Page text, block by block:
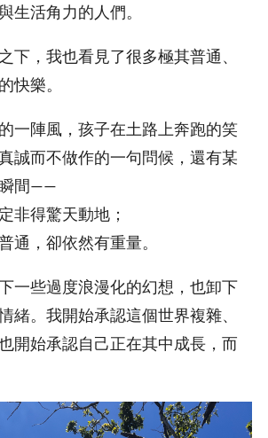
生活角力的人們。
下，我也看見了很多極其普通、
快樂。
一陣風，孩子在土路上奔跑的笑
誠而不做作的一句問候，還有某
間——
非得驚天動地；
通，卻依然有重量。
一些過度浪漫化的幻想，也卸下
緒。我開始承認這個世界複雜、
開始承認自己正在其中成長，而